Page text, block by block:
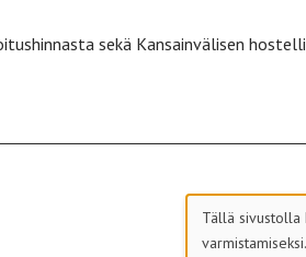
sekä Kansainvälisen
Tällä sivustolla